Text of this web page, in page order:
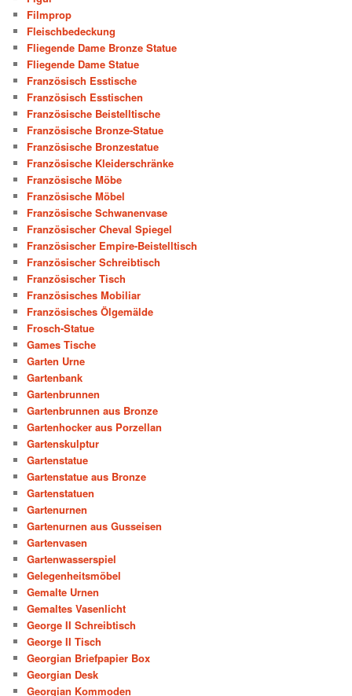
Filmprop
Fleischbedeckung
Fliegende Dame Bronze Statue
Fliegende Dame Statue
Französisch Esstische
Französisch Esstischen
Französische Beistelltische
Französische Bronze-Statue
Französische Bronzestatue
Französische Kleiderschränke
Französische Möbe
Französische Möbel
Französische Schwanenvase
Französischer Cheval Spiegel
Französischer Empire-Beistelltisch
Französischer Schreibtisch
Französischer Tisch
Französisches Mobiliar
Französisches Ölgemälde
Frosch-Statue
Games Tische
Garten Urne
Gartenbank
Gartenbrunnen
Gartenbrunnen aus Bronze
Gartenhocker aus Porzellan
Gartenskulptur
Gartenstatue
Gartenstatue aus Bronze
Gartenstatuen
Gartenurnen
Gartenurnen aus Gusseisen
Gartenvasen
Gartenwasserspiel
Gelegenheitsmöbel
Gemalte Urnen
Gemaltes Vasenlicht
George II Schreibtisch
George II Tisch
Georgian Briefpapier Box
Georgian Desk
Georgian Kommoden